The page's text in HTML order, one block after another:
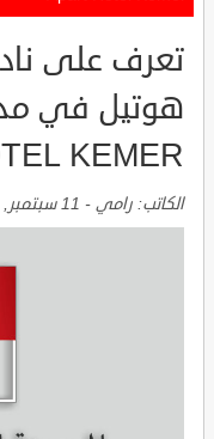
تعرف على
هوتيل في
KEMER
الكاتب: رامي - 11 سبتمبر, 2021